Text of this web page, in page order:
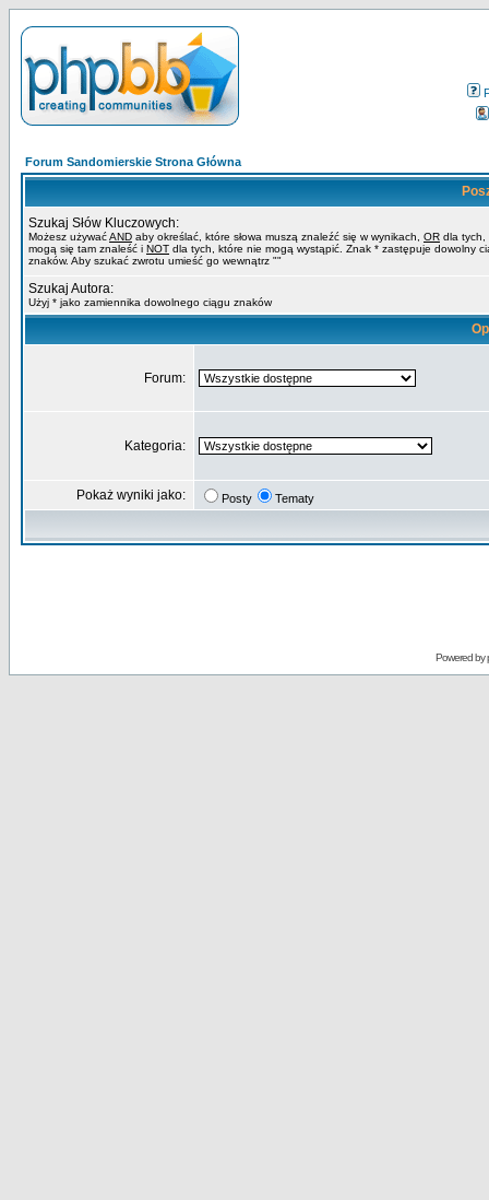
Forum Sandomierskie Strona Główna
Szukaj Słów Kluczowych:
Możesz używaćAND aby określać, które słowa muszą znaleźć się w wynikach, OR dla tych,
mogą się tam znaleść i NOT dla tych, które nie mogą wystąpić. Znak * zastępuje dowolny
znaków. Aby szukać zwrotu umieść go wewnątrz ""
Szukaj Autora:
Użyj * jako zamiennika dowolnego ciągu znaków
Forum:
Kategoria:
Pokaż wyniki jako: Posty Tematy
Powered by